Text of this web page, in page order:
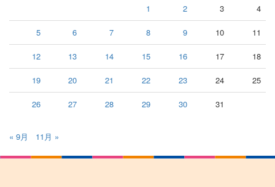
1 2 3 4
5 6 7 8 9 10 11
12 13 14 15 16 17 18
19 20 21 22 23 24 25
26 27 28 29 30 31
« 9月 11月 »